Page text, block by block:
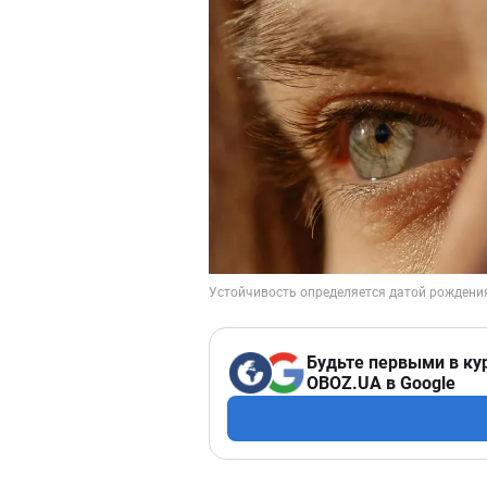
Будьте первыми в
OBOZ.UA в Google